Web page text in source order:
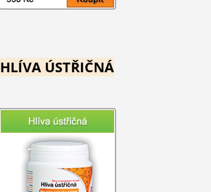
HLÍVA ÚSTŘIČNÁ